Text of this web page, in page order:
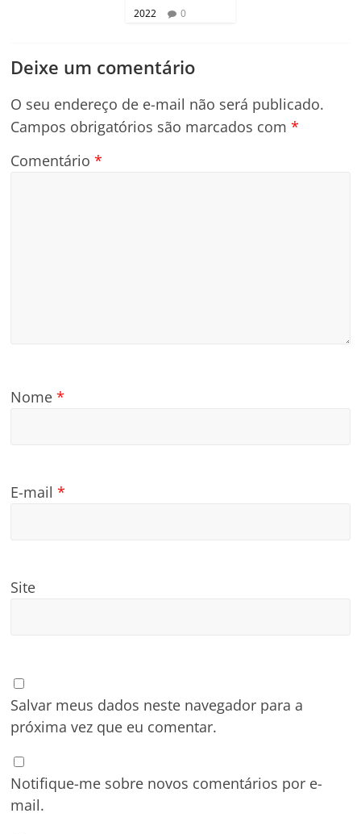
2022
0
Deixe um comentário
O seu endereço de e-mail não será publicado.
Campos obrigatórios são marcados com*
Comentário*
Nome*
E-mail*
Site
Salvar meus dados neste navegador para a
próxima vez que eu comentar.
Notifique-me sobre novos comentários por e-
mail.